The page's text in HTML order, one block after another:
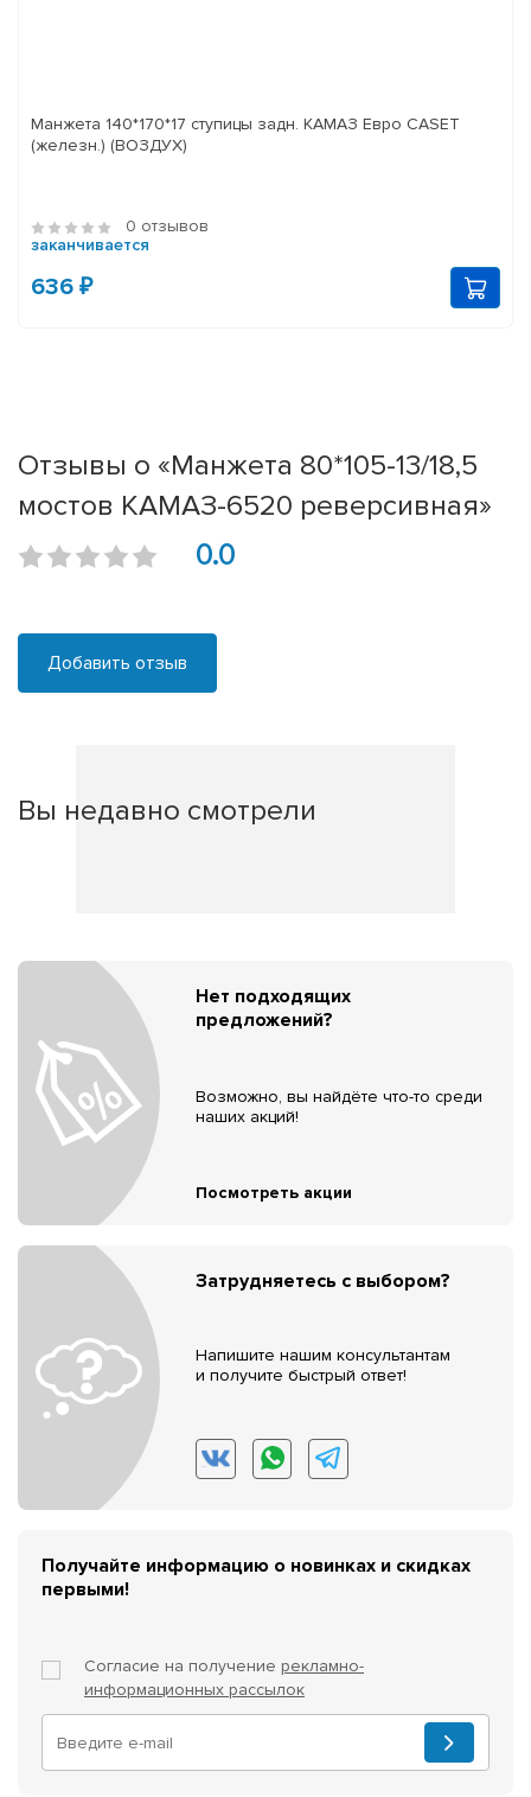
Манжета 140*170*17 ступицы задн. КАМАЗ Евро CASET
(железн.) (ВОЗДУХ)
0 отзывов
заканчивается
636 ₽
Отзывы о «Манжета 80*105-13/18,5
мостов КАМАЗ-6520 реверсивная»
0.0
Добавить отзыв
Вы недавно смотрели
Нет подходящих
предложений?
Возможно, вы найдёте что-то среди
наших акций!
Посмотреть акции
Затрудняетесь с выбором?
Напишите нашим консультантам
и получите быстрый ответ!
Получайте информацию о новинках и скидках
первыми!
Согласие на получение рекламно-
информационных рассылок